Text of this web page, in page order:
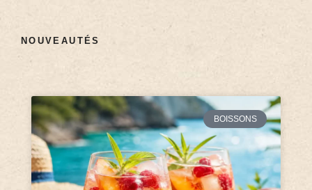
NOUVEAUTÉS
BOISSONS